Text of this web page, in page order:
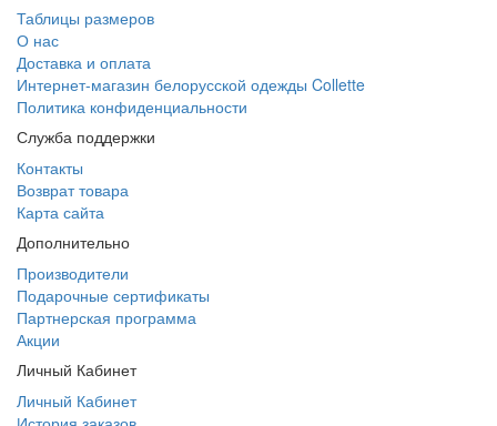
Таблицы размеров
О нас
Доставка и оплата
Интернет-магазин белорусской одежды Collette
Политика конфиденциальности
Служба поддержки
Контакты
Возврат товара
Карта сайта
Дополнительно
Производители
Подарочные сертификаты
Партнерская программа
Акции
Личный Кабинет
Личный Кабинет